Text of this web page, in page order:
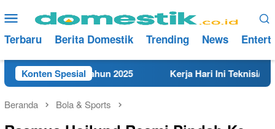
ke
konten
Menu
Mobile
Terbaru Berita Domestik Trending News
Konten Spesial
Rembang Tahun 2025 Kerja Hari Ini Teknisi/
Beranda Bola & Sports